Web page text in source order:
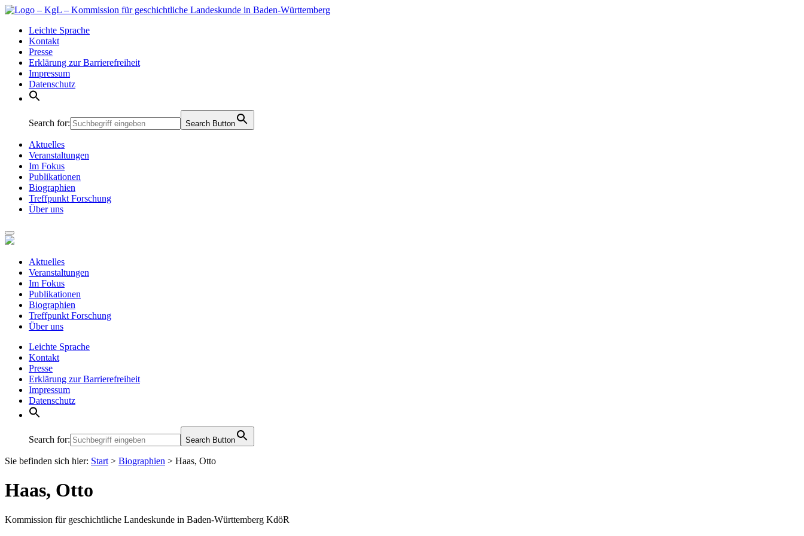
Leichte Sprache
Kontakt
Presse
Erklärung zur Barrierefreiheit
Impressum
Datenschutz
Search for: Search Button
Aktuelles
Veranstaltungen
Im Fokus
Publikationen
Biographien
Treffpunkt Forschung
Über uns
Aktuelles
Veranstaltungen
Im Fokus
Publikationen
Biographien
Treffpunkt Forschung
Über uns
Leichte Sprache
Kontakt
Presse
Erklärung zur Barrierefreiheit
Impressum
Datenschutz
Search for: Search Button
Sie befinden sich hier: Start > Biographien > Haas, Otto
Haas, Otto
Kommission für geschichtliche Landeskunde in Baden-Württemberg KdöR